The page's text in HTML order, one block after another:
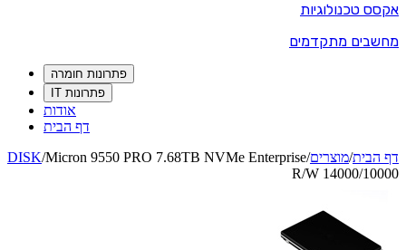
אקסס טכנולוגיות
מחשבים מתקדמים
פתרונות חומרה
פתרונות IT
אודות
דף הבית
דף הבית/מוצרים/
DISK/Micron 9550 PRO 7.68TB NVMe Enterprise
R/W 14000/10000